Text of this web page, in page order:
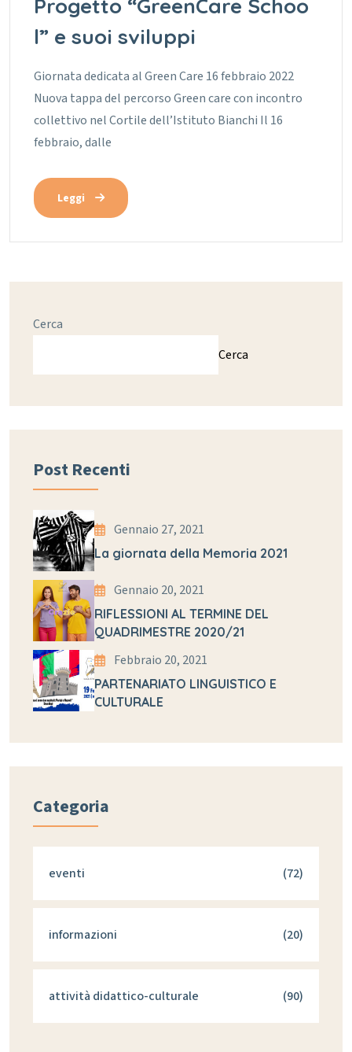
Progetto “GreenCare Schoo
l” e suoi sviluppi
Giornata dedicata al Green Care 16 febbraio 2022
Nuova tappa del percorso Green care con incontro
collettivo nel Cortile dell’Istituto Bianchi Il 16
febbraio, dalle
Leggi
Cerca
Cerca
Post Recenti
Gennaio 27, 2021
La giornata della Memoria 2021
Gennaio 20, 2021
RIFLESSIONI AL TERMINE DEL
QUADRIMESTRE 2020/21
Febbraio 20, 2021
PARTENARIATO LINGUISTICO E
CULTURALE
Categoria
eventi (72)
informazioni (20)
attività didattico-culturale (90)